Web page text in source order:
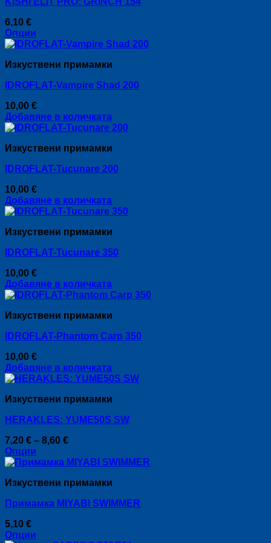
6,10 €
Опции
This
has
variants.
options
may
be
on
the
product
page
Изкуствени примамки
IDROFLAT-Vampire Shad 200
10,00 €
Добавяне в количката
Изкуствени примамки
IDROFLAT-Tucunare 200
10,00 €
Добавяне в количката
Изкуствени примамки
IDROFLAT-Tucunare 350
10,00 €
Добавяне в количката
Изкуствени примамки
IDROFLAT-Phantom Carp 350
10,00 €
Добавяне в количката
Изкуствени примамки
HERAKLES: YUME50S SW
7,20 € – 8,60 €Price
7,20 €
8,60 €
Опции
This
has
variants.
options
may
Изкуствени примамки
Примамка MIYABI SWIMMER
5,10 €
Опции